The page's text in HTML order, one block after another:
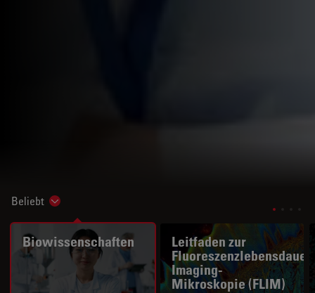
Beliebt Show subnavigation
Biowissenschaften
Leitfaden zur
Fluoreszenzlebensdauer-
Imaging-
Mikroskopie (FLIM)